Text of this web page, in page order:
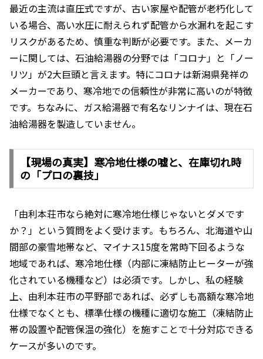
最近の主流は直圧式ですが、古い家屋や配管が老朽化して
いる場合、高い水圧に耐えられず配管から水漏れを起こす
リスクがあるため、慎重な判断が必要です。また、メーカ
ーに関しては、石油給湯器の分野では「コロナ」と「ノー
リツ」が2大巨頭と言えます。特にコロナは新潟県発祥の
メーカーであり、寒冷地での信頼性が非常に高いのが特徴
です。ちなみに、ガス給湯器で有名なリンナイは、現在石
油給湯器を製造していません。
【現場の真実】寒冷地仕様の嘘と、在庫切れ時
の「プロの裏技」
「由利本荘市なら絶対に寒冷地仕様じゃないとダメです
か？」という質問をよく受けます。もちろん、北海道や山
間部の豪雪地帯など、マイナス15度を常時下回るような
地域であれば、寒冷地仕様（内部に凍結防止ヒーターが強
化されている機種など）は必須です。しかし、私の経験
上、由利本荘市の平野部であれば、必ずしも高額な寒冷地
仕様でなくとも、標準仕様の機種に適切な施工（凍結防止
帯の設置や配管保温の強化）を施すことで十分対応できる
ケースが多いのです。